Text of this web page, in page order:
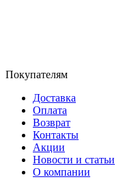
Покупателям
Доставка
Оплата
Возврат
Контакты
Акции
Новости и статьи
О компании